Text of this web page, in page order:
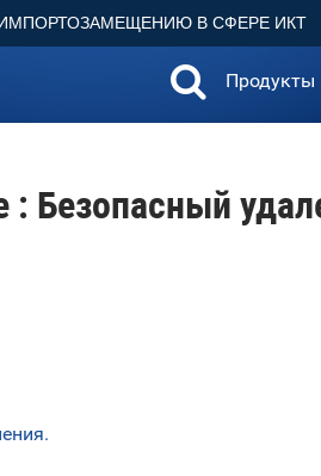
В СФЕРЕ ИКТ
Продукты
Безопасный